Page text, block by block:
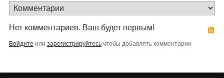
Нет комментариев. Ваш будет первым!
Войдите или зарегистрируйтесьчтобы добавлять комментарии